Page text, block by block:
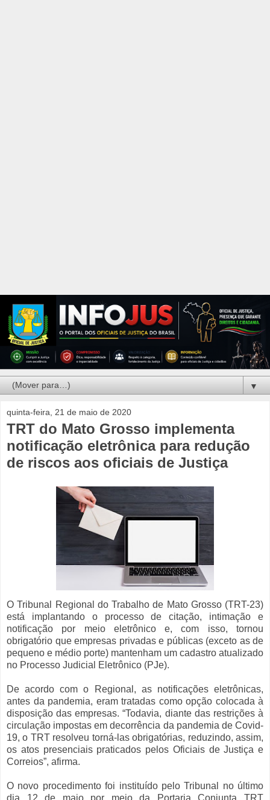
▼
quinta-feira, 21 de maio de 2020
TRT do Mato Grosso implementa
notificação eletrônica para redução
de riscos aos oficiais de Justiça
O Tribunal Regional do Trabalho de Mato Grosso (TRT-23)
está implantando o processo de citação, intimação e
notificação por meio eletrônico e, com isso, tornou
obrigatório que empresas privadas e públicas (exceto as de
pequeno e médio porte) mantenham um cadastro atualizado
no Processo Judicial Eletrônico (PJe).
De acordo com o Regional, as notificações eletrônicas,
antes da pandemia, eram tratadas como opção colocada à
disposição das empresas. “Todavia, diante das restrições à
circulação impostas em decorrência da pandemia de Covid-
19, o TRT resolveu torná-las obrigatórias, reduzindo, assim,
os atos presenciais praticados pelos Oficiais de Justiça e
Correios”, afirma.
O novo procedimento foi instituído pelo Tribunal no último